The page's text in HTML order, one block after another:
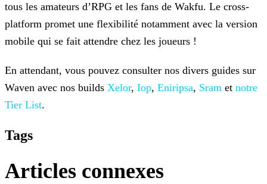
tous les amateurs d’RPG et les fans de Wakfu. Le cross-
platform promet une flexibilité notamment avec la version
mobile qui se fait attendre chez les joueurs !
En attendant, vous pouvez consulter nos divers guides sur
Waven avec nos builds Xelor, Iop, Eniripsa, Sram et notre
Tier List.
Tags
Articles connexes